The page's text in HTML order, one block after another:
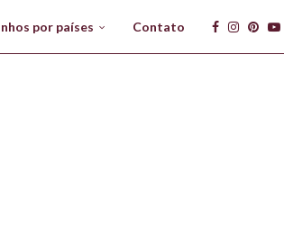
por países Contato